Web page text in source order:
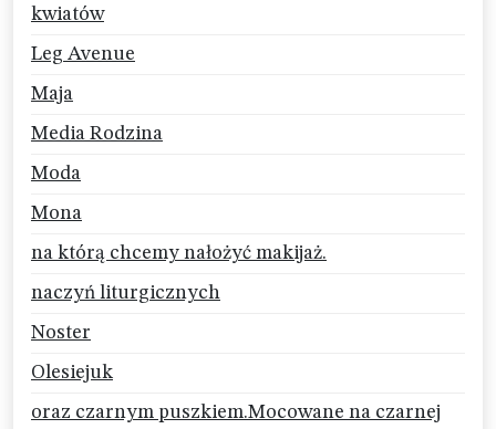
kwiatów
Leg Avenue
Maja
Media Rodzina
Moda
Mona
na którą chcemy nałożyć makijaż.
naczyń liturgicznych
Noster
Olesiejuk
oraz czarnym puszkiem.Mocowane na czarnej